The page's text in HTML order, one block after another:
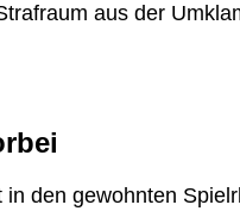
aus der
den gewohnten